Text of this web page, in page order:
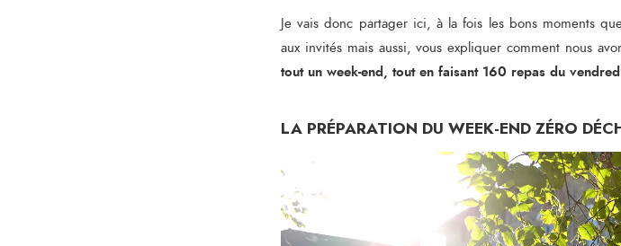
Je vais donc partager ici, à la fois les bons moments
aux invités mais aussi, vous expliquer comment nous
tout un week-end, tout en faisant 160 repas du
LA PRÉPARATION DU WEEK-END ZÉRO